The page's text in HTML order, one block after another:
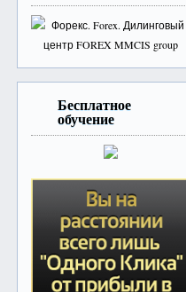
Бесплатное
обучение